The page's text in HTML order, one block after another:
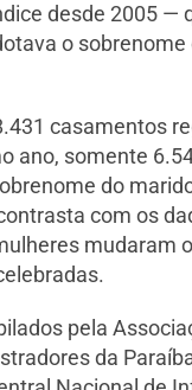
desde 2005 —
o sobrenome
casamentos
ano, somente
do
com os
mudaram
pela
da